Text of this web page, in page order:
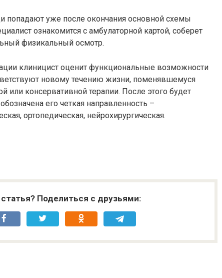
попадают уже после окончания основной схемы
ознакомится с амбулаторной картой, соберет
физикальный осмотр.
клиницист оценит функциональные возможности
новому течению жизни, поменявшемуся
или консервативной терапии. После этого будет
его четкая направленность –
ортопедическая, нейрохирургическая.
Поделиться с друзьями: